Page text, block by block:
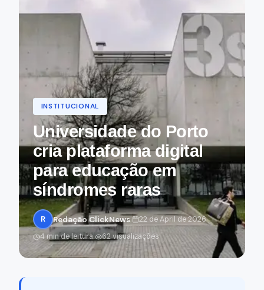
INSTITUCIONAL
Universidade do Porto
cria plataforma digital
para educação em
síndromes raras
R Redação ClickNews· 22 de April de 2026·
4 min de leitura· 62 visualizações